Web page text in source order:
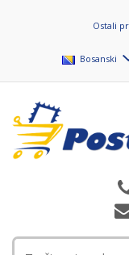
Ostali
Bosanski